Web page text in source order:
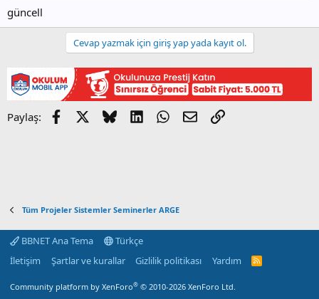
güncell
Cevap yazmak için giriş yap yada kayıt ol.
Paylaş: Facebook BlueskyLinkedInWhatsApp
E-postaLink
Tüm Projeler Sistemler Seminerler ARGE
BBNET Ana Tema
Türkçe
İletişim
Şartlar ve kurallar Gizlilik politikası Yardım
R
Community platform by XenForo® © 2010-2026 XenForo Ltd.